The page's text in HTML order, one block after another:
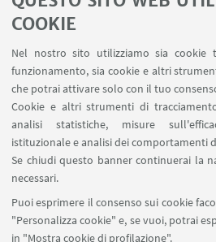
COOKIE
Nel nostro sito utilizziamo sia cookie
funzionamento, sia cookie e altri
che potrai attivare solo con il tuo
Cookie e altri strumenti di
analisi statistiche, misure
istituzionale e analisi dei comportamenti
Se chiudi questo banner continuerai la
necessari.
Puoi esprimere il consenso sui cookie
"Personalizza cookie" e, se vuoi, potrai
in "Mostra cookie di profilazione".
LINK UTILI
Contatti
Carta dei
SEGUI IL
SEGUI UNIBO